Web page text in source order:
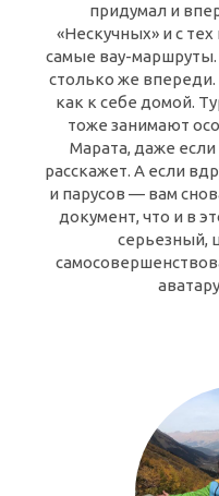
придумал и
«Нескучных» и с
самые вау-маршруты.
столько же впереди.
как к себе домой.
тоже занимают
Марата, даже
расскажет. А если
и парусов — вам
документ, что и в
серьезный,